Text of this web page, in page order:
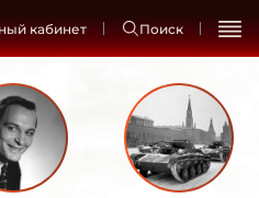
кабинет Поиск